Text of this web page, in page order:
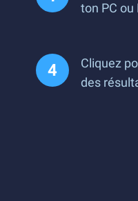
ton PC ou
Cliquez
des